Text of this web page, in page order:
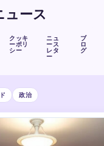
ュース
クッキ
ーポリ
シー
ニュ
ース
レタ
ー
ブ
ロ
グ
政治